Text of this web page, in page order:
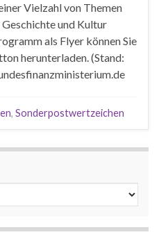
Vielzahl von Themen
und Kultur
als Flyer können Sie
herunterladen. (Stand:
, Sonderpostwertzeichen